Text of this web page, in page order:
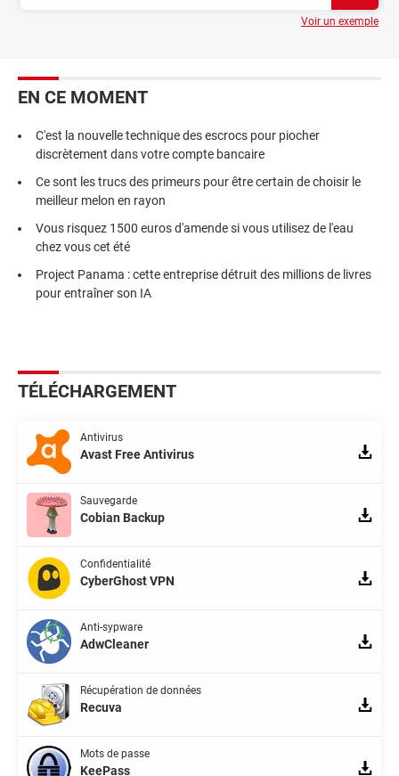
Voir un exemple
EN CE MOMENT
C'est la nouvelle technique des escrocs pour piocher
discrètement dans votre compte bancaire
Ce sont les trucs des primeurs pour être certain de choisir le
meilleur melon en rayon
Vous risquez 1500 euros d'amende si vous utilisez de l'eau
chez vous cet été
Project Panama : cette entreprise détruit des millions de livres
pour entraîner son IA
TÉLÉCHARGEMENT
Antivirus
Avast Free Antivirus
Sauvegarde
Cobian Backup
Confidentialité
CyberGhost VPN
Anti-sypware
AdwCleaner
Récupération de données
Recuva
Mots de passe
KeePass